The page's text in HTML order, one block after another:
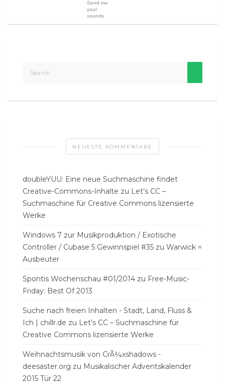
Send me
your
sounds
NEUESTE KOMMENTARE
doubleYUU: Eine neue Suchmaschine findet
Creative-Commons-Inhalte zu Let’s CC –
Suchmaschine für Creative Commons lizensierte
Werke
Windows 7 zur Musikproduktion / Exotische
Controller / Cubase 5 Gewinnspiel #35 zu Warwick =
Ausbeuter
Spontis Wochenschau #01/2014 zu Free-Music-
Friday: Best Of 2013
Suche nach freien Inhalten - Stadt, Land, Fluss &
Ich | chillr.de zu Let’s CC – Suchmaschine für
Creative Commons lizensierte Werke
Weihnachtsmusik von CrÃ¼xshadows -
deesaster.org zu Musikalischer Adventskalender
2015 Tür 22